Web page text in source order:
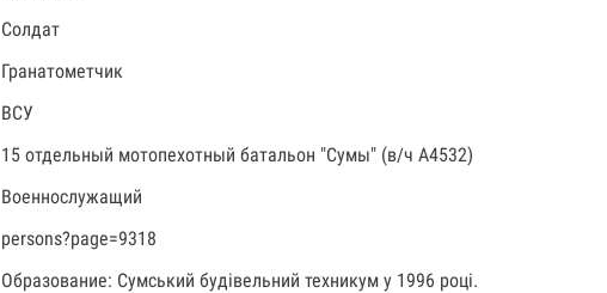
Солдат
Гранатометчик
ВСУ
15 отдельный мотопехотный батальон "Сумы" (в/ч А4532)
Военнослужащий
persons?page=9318
Образование: Сумський будівельний техникум у 1996 році.